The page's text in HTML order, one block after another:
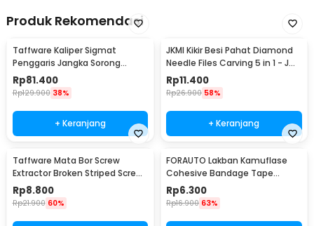
Produk Rekomendasi
Taffware Kaliper Sigmat
Penggaris Jangka Sorong
Digital LCD 150mm - SH20
Rp81.400
Rp129.900 38%
+ Keranjang
JKMI Kikir Besi Pahat Diamond
Needle Files Carving 5 in 1 - JM-
FL1-1
Rp11.400
Rp26.900 58%
+ Keranjang
Taffware Mata Bor Screw
Extractor Broken Striped Screw
Remover 4 PCS - S2
Rp8.800
Rp21.900 60%
FORAUTO Lakban Kamuflase
Cohesive Bandage Tape
Hunting 4.5M 50mm - H10
Rp6.300
Rp16.900 63%